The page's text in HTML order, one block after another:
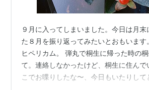
９月に入ってしまいました。今日は月末
た８月を振り返ってみたいとおもいます
ヒペリカム。 弾丸で桐生に帰った時の
て。連絡しなかったけど、桐生に住んで
こでお喋りしたな〜、今日もいたりして